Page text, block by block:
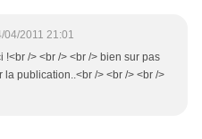
04/2011 21:01
!<br /> <br /> <br /> bien sur pas
la publication..<br /> <br /> <br />